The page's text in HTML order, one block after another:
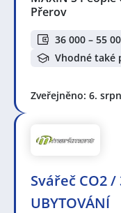
Přerov
36 000 – 55
Vhodné také
Zveřejněno: 6.
Svářeč CO2
UBYTOVÁNÍ